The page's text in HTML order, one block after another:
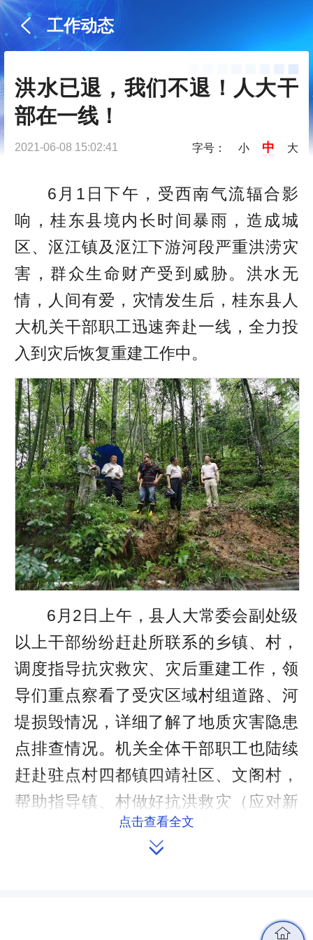
工作动态
洪水已退，我们不退！人大干
部在一线！
2021-06-08 15:02:41 字号： 小 中 大
6月1日下午，受西南气流辐合影
响，桂东县境内长时间暴雨，造成城
区、沤江镇及沤江下游河段严重洪涝灾
害，群众生命财产受到威胁。洪水无
情，人间有爱，灾情发生后，桂东县人
大机关干部职工迅速奔赴一线，全力投
入到灾后恢复重建工作中。
6月2日上午，县人大常委会副处级
以上干部纷纷赶赴所联系的乡镇、村，
调度指导抗灾救灾、灾后重建工作，领
导们重点察看了受灾区域村组道路、河
堤损毁情况，详细了解了地质灾害隐患
点排查情况。机关全体干部职工也陆续
赶赴驻点村四都镇四靖社区、文阁村，
帮助指导镇、村做好抗洪救灾（应对新
一轮强降雨）、核灾报灾、灾后重建、
点击查看全文
